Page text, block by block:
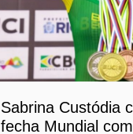
Sabrina Custódia
fecha Mundial